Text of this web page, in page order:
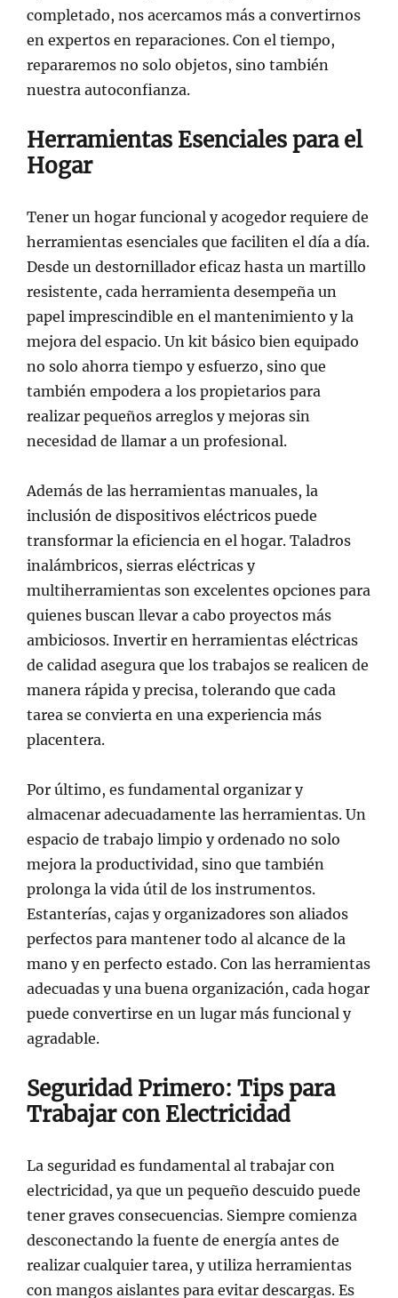
completado, nos acercamos más a convertirnos
en expertos en reparaciones. Con el tiempo,
repararemos no solo objetos, sino también
nuestra autoconfianza.
Herramientas Esenciales para el
Hogar
Tener un hogar funcional y acogedor requiere de
herramientas esenciales que faciliten el día a día.
Desde un destornillador eficaz hasta un martillo
resistente, cada herramienta desempeña un
papel imprescindible en el mantenimiento y la
mejora del espacio. Un kit básico bien equipado
no solo ahorra tiempo y esfuerzo, sino que
también empodera a los propietarios para
realizar pequeños arreglos y mejoras sin
necesidad de llamar a un profesional.
Además de las herramientas manuales, la
inclusión de dispositivos eléctricos puede
transformar la eficiencia en el hogar. Taladros
inalámbricos, sierras eléctricas y
multiherramientas son excelentes opciones para
quienes buscan llevar a cabo proyectos más
ambiciosos. Invertir en herramientas eléctricas
de calidad asegura que los trabajos se realicen de
manera rápida y precisa, tolerando que cada
tarea se convierta en una experiencia más
placentera.
Por último, es fundamental organizar y
almacenar adecuadamente las herramientas. Un
espacio de trabajo limpio y ordenado no solo
mejora la productividad, sino que también
prolonga la vida útil de los instrumentos.
Estanterías, cajas y organizadores son aliados
perfectos para mantener todo al alcance de la
mano y en perfecto estado. Con las herramientas
adecuadas y una buena organización, cada hogar
puede convertirse en un lugar más funcional y
agradable.
Seguridad Primero: Tips para
Trabajar con Electricidad
La seguridad es fundamental al trabajar con
electricidad, ya que un pequeño descuido puede
tener graves consecuencias. Siempre comienza
desconectando la fuente de energía antes de
realizar cualquier tarea, y utiliza herramientas
con mangos aislantes para evitar descargas. Es